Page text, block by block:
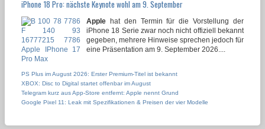
iPhone 18 Pro: nächste Keynote wohl am 9. September
Apple hat den Termin für die Vorstellung der
iPhone 18 Serie zwar noch nicht offiziell bekannt
gegeben, mehrere Hinweise sprechen jedoch für
eine Präsentation am 9. September 2026....
PS Plus im August 2026: Erster Premium-Titel ist bekannt
XBOX: Disc to Digital startet offenbar im August
Telegram kurz aus App-Store entfernt: Apple nennt Grund
Google Pixel 11: Leak mit Spezifikationen & Preisen der vier Modelle